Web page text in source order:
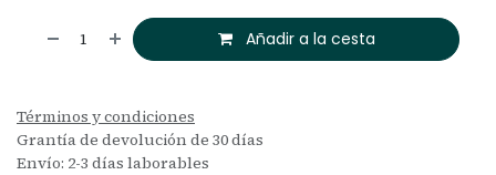
Añadir a la cesta
Términos y condiciones
Grantía de devolución de 30 días
Envío: 2-3 días laborables